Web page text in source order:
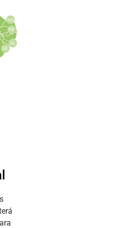
SE
AL
RN
PB